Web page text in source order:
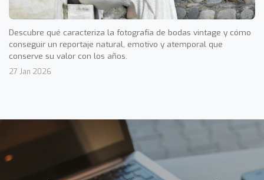
Descubre qué caracteriza la fotografía de bodas vintage y cómo
conseguir un reportaje natural, emotivo y atemporal que
conserve su valor con los años.
27 Jan 2026